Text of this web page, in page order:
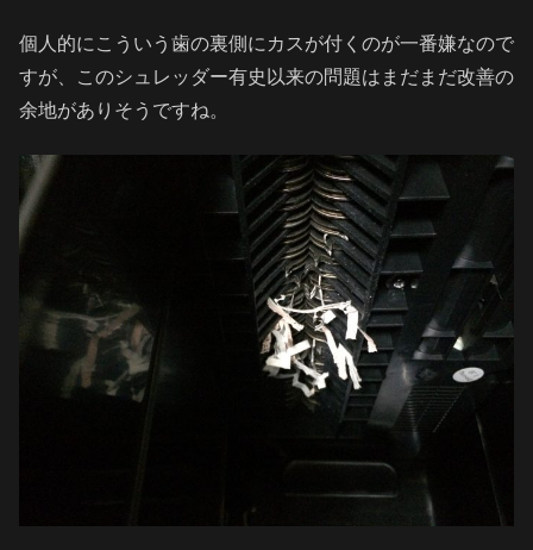
個人的にこういう歯の裏側にカスが付くのが一番嫌なので
すが、このシュレッダー有史以来の問題はまだまだ改善の
余地がありそうですね。